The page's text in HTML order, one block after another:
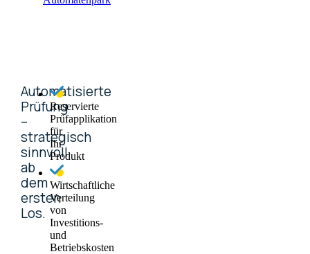
Automatisierte
Prüfung
–
strategisch
sinnvoll
ab
dem
ersten
Los.
Reservierte
Prüfapplikation
für
Ihr
Produkt
Wirtschaftliche
Verteilung
von
Investitions-
und
Betriebskosten